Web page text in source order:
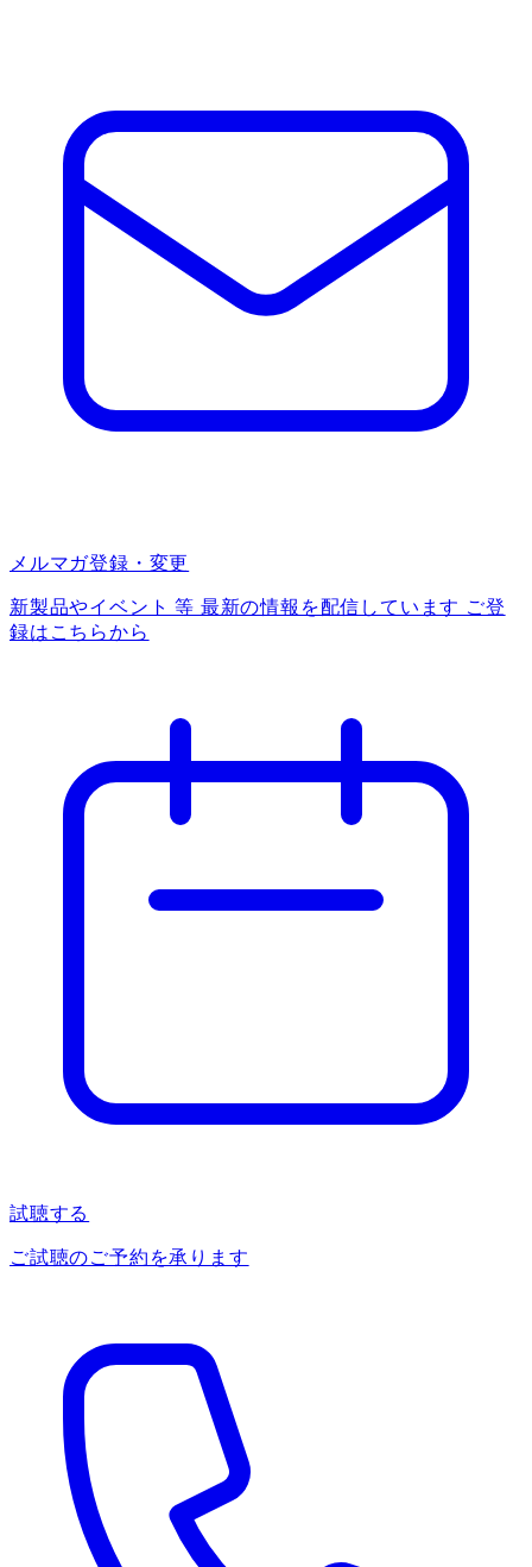
メルマガ登録・変更
新製品やイベント 等 最新の情報を配信しています ご登
録はこちらから
試聴する
ご試聴のご予約を承ります